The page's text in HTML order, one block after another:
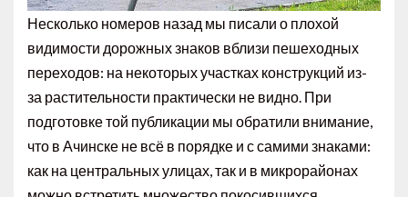
Несколько номеров назад мы писали о плохой
видимости дорожных знаков вблизи пешеходных
переходов: на некоторых участках конструкций из-
за растительности практически не видно. При
подготовке той публикации мы обратили внимание,
что в Ачинске не всё в порядке и с самими знаками:
как на центральных улицах, так и в микрорайонах